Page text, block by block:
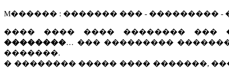
M������ : ������� ��� - ���������
���� ���� ���� �������� ���
��������… ��� ���������
�������.
� �������� ����� ���� �������,